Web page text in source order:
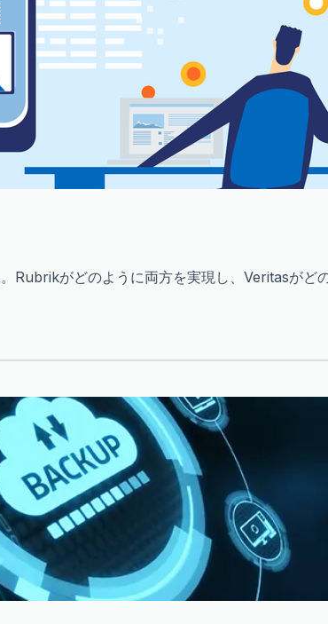
Rubrikがどのように両方を実現し、Veritasがど